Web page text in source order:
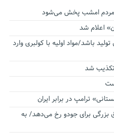
مردم امشب پخش می‌شود
اعلام شد
باشد/مواد اولیه با کولبری وارد
تکذیب شد
ترامپ در برابر ایران
بزرگی برای جودو رخ می‌دهد/ به